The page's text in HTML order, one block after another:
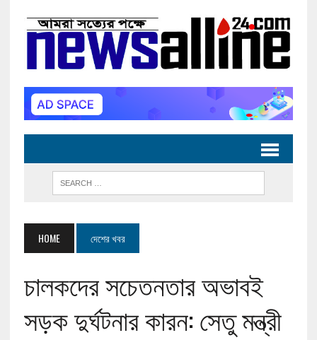
HOME দেশের খবর
চালকদের সচেতনতার অভাবই
সড়ক দুর্ঘটনার কারন: সেতু মন্ত্রী